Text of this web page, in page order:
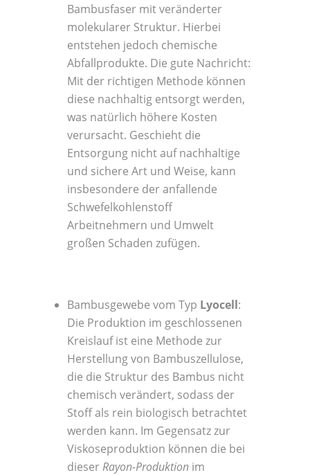
Bambusfaser mit veränderter
molekularer Struktur. Hierbei
entstehen jedoch chemische
Abfallprodukte. Die gute Nachricht:
Mit der richtigen Methode können
diese nachhaltig entsorgt werden,
was natürlich höhere Kosten
verursacht. Geschieht die
Entsorgung nicht auf nachhaltige
und sichere Art und Weise, kann
insbesondere der anfallende
Schwefelkohlenstoff
Arbeitnehmern und Umwelt
großen Schaden zufügen.
Bambusgewebe vom Typ Lyocell:
Die Produktion im geschlossenen
Kreislauf ist eine Methode zur
Herstellung von Bambuszellulose,
die die Struktur des Bambus nicht
chemisch verändert, sodass der
Stoff als rein biologisch betrachtet
werden kann. Im Gegensatz zur
Viskoseproduktion können die bei
dieserRayon-Produktionim